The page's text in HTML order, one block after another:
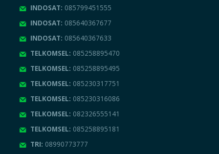
INDOSAT: 085799451555
INDOSAT: 085640367677
INDOSAT: 085640367633
TELKOMSEL: 085258895470
TELKOMSEL: 085258895495
TELKOMSEL: 085230317751
TELKOMSEL: 085230316086
TELKOMSEL: 082326555141
TELKOMSEL: 085258895181
TRI: 08990773777